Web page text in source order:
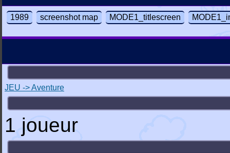
1989 screenshot map MODE1_titlescreen
JEU -> Aventure
1 joueur